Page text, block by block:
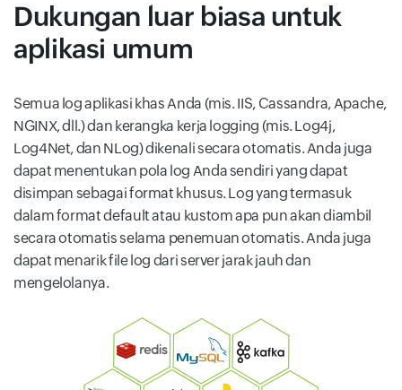
Dukungan luar biasa untuk
aplikasi umum
Semua log aplikasi khas Anda (mis. IIS, Cassandra, Apache,
NGINX, dll.) dan kerangka kerja logging (mis. Log4j,
Log4Net, dan NLog) dikenali secara otomatis. Anda juga
dapat menentukan pola log Anda sendiri yang dapat
disimpan sebagai format khusus. Log yang termasuk
dalam format default atau kustom apa pun akan diambil
secara otomatis selama penemuan otomatis. Anda juga
dapat menarik file log dari server jarak jauh dan
mengelolanya.